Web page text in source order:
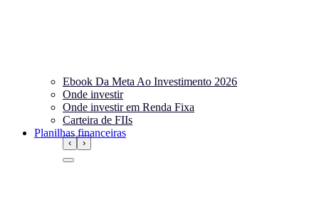
‹ ›
Ebook Da Meta Ao Investimento 2026
Onde investir
Onde investir em Renda Fixa
Carteira de FIIs
Planilhas financeiras